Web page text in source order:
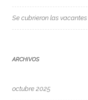
Se cubrieron las
ARCHIVOS
octubre 2025